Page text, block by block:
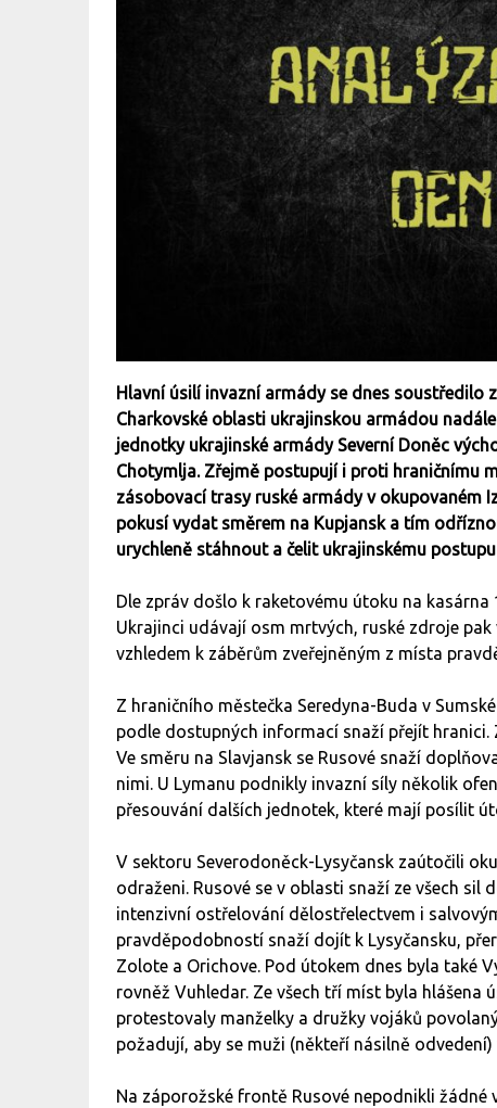
Hlavní úsilí invazní armády se dnes soustředilo
Charkovské oblasti ukrajinskou armádou
jednotky ukrajinské armády Severní Doněc
Chotymlja. Zřejmě postupují i proti hraničnímu
zásobovací trasy ruské armády v okupovaném
pokusí vydat směrem na Kupjansk a tím
urychleně stáhnout a čelit ukrajinskému
Dle zpráv došlo k raketovému útoku na
Ukrajinci udávají osm mrtvých, ruské zdroje pak
vzhledem k záběrům zveřejněným z místa
Z hraničního městečka Seredyna-Buda v
podle dostupných informací snaží přejít
Ve směru na Slavjansk se Rusové snaží
nimi. U Lymanu podnikly invazní síly několik
přesouvání dalších jednotek, které mají posílit
V sektoru Severodoněck-Lysyčansk zaútočili
odraženi. Rusové se v oblasti snaží ze všech sil
intenzivní ostřelování dělostřelectvem i
pravděpodobností snaží dojít k Lysyčansku,
Zolote a Orichove. Pod útokem dnes byla také
rovněž Vuhledar. Ze všech tří míst byla hlášena
protestovaly manželky a družky vojáků
požadují, aby se muži (někteří násilně
Na záporožské frontě Rusové nepodnikli